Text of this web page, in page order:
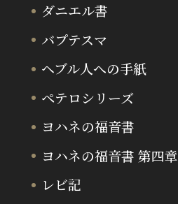
ダニエル書
バプテスマ
ヘブル人への手紙
ペテロシリーズ
ヨハネの福音書
ヨハネの福音書 第四章
レビ記